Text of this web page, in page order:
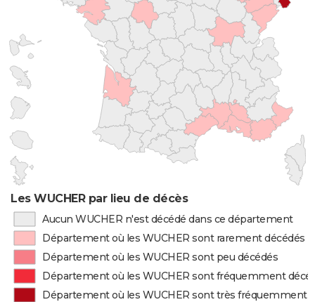
Les WUCHER par lieu de décès
Aucun WUCHER n'est décédé dans ce département
Département où les WUCHER sont rarement décédés
Département où les WUCHER sont peu décédés
Département où les WUCHER sont fréquemment
Département où les WUCHER sont très fréquemment